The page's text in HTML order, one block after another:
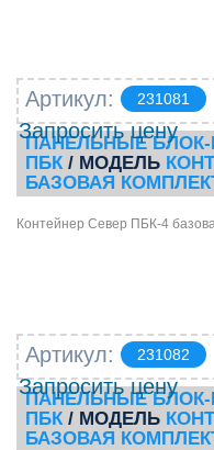
Артикул: 231081
Запросить цену
ПАНЕЛЬНЫЕ
ПБК/ МОДЕЛЬ
БАЗОВАЯ
Контейнер Север ПБК-4
Артикул: 231082
Запросить цену
ПАНЕЛЬНЫЕ
ПБК/ МОДЕЛЬ
БАЗОВАЯ